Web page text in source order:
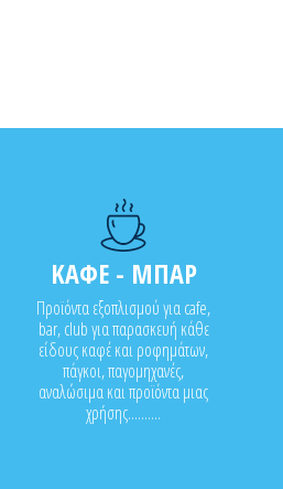
ΚΑΦΕ - ΜΠΑΡ
Προϊόντα εξοπλισμού για cafe,
bar, club για παρασκευή κάθε
είδους καφέ και ροφημάτων,
πάγκοι, παγομηχανές,
αναλώσιμα και προϊόντα μιας
χρήσης..........